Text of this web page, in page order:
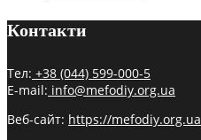
Контакти
Тел: +38 (044) 599-000-5
E-mail: info@mefodiy.org.ua
Веб-сайт: https://mefodiy.org.ua